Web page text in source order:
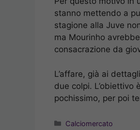
stanno mettendo a
stagione alla Juve
ma Mourinho
consacrazione da
L’affare, già ai
due colpi. L’obiettivo
pochissimo, per poi
Categorie
Calciomercato